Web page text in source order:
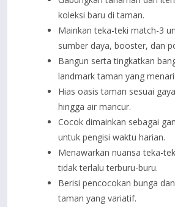
koleksi baru di taman.
Mainkan teka-teki match-3
sumber daya, booster, dan
Bangun serta tingkatkan
landmark taman yang
Hias oasis taman sesuai
hingga air mancur.
Cocok dimainkan sebagai
untuk pengisi waktu harian.
Menawarkan nuansa teka-
tidak terlalu terburu-buru.
Berisi pencocokan bunga
taman yang variatif.